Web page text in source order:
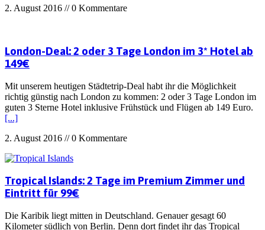
2. August 2016 // 0 Kommentare
London-Deal: 2 oder 3 Tage London im 3* Hotel ab
149€
Mit unserem heutigen Städtetrip-Deal habt ihr die Möglichkeit
richtig günstig nach London zu kommen: 2 oder 3 Tage London im
guten 3 Sterne Hotel inklusive Frühstück und Flügen ab 149 Euro.
[...]
2. August 2016 // 0 Kommentare
Tropical Islands: 2 Tage im Premium Zimmer und
Eintritt für 99€
Die Karibik liegt mitten in Deutschland. Genauer gesagt 60
Kilometer südlich von Berlin. Denn dort findet ihr das Tropical